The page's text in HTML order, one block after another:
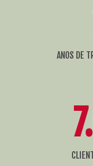
ANOS DE